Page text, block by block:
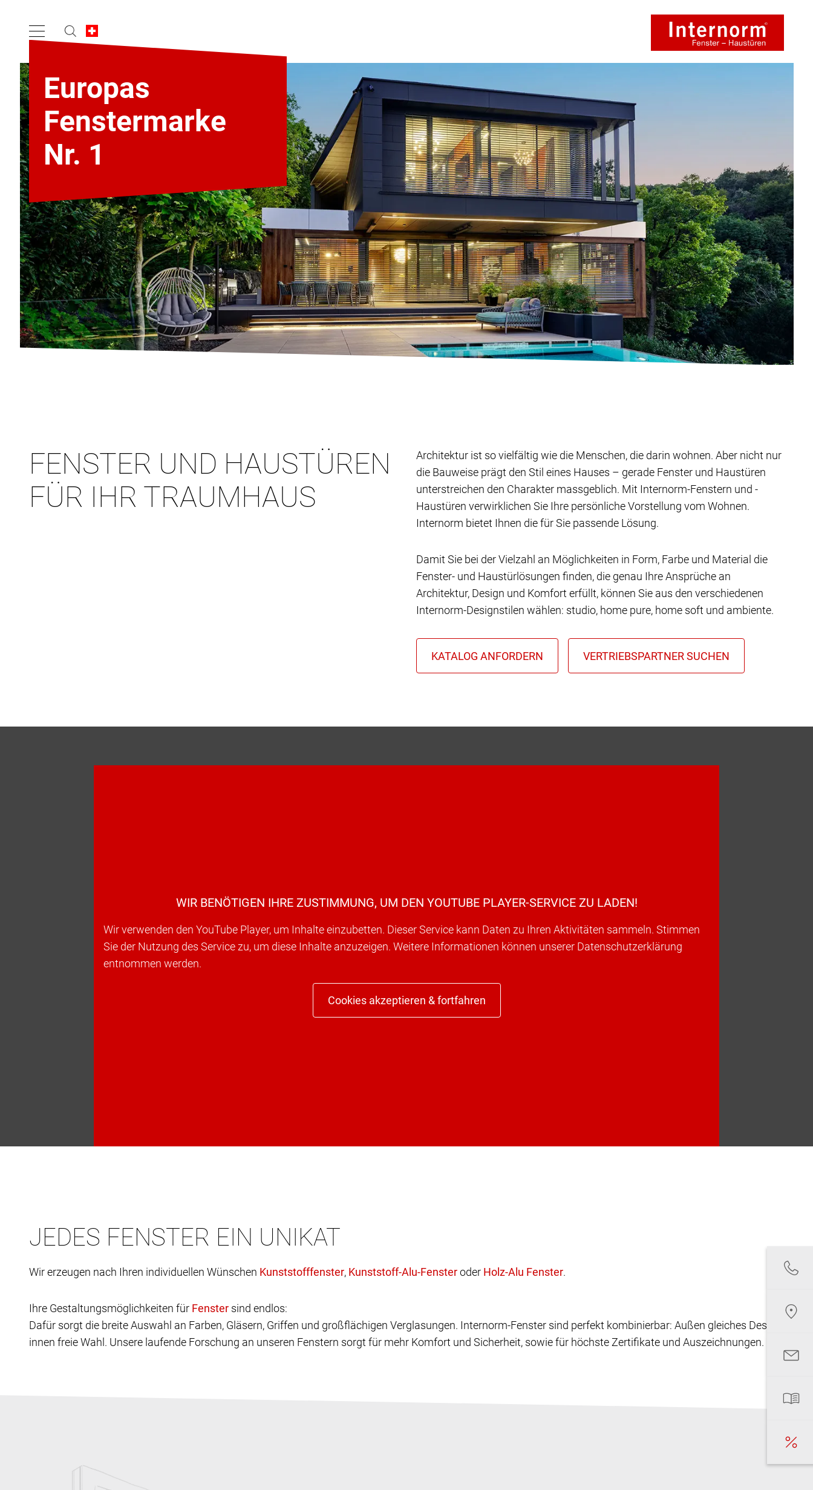
Europas
Fenstermarke
Nr. 1
FENSTER UND HAUSTÜREN
FÜR IHR TRAUMHAUS
Architektur ist so vielfältig wie die Menschen, die darin wohnen. Aber nicht nur
die Bauweise prägt den Stil eines Hauses – gerade Fenster und Haustüren
unterstreichen den Charakter massgeblich. Mit Internorm-Fenstern und -
Haustüren verwirklichen Sie Ihre persönliche Vorstellung vom Wohnen.
Internorm bietet Ihnen die für Sie passende Lösung.
Damit Sie bei der Vielzahl an Möglichkeiten in Form, Farbe und Material die
Fenster- und Haustürlösungen finden, die genau Ihre Ansprüche an
Architektur, Design und Komfort erfüllt, können Sie aus den verschiedenen
Internorm-Designstilen wählen: studio, home pure, home soft und ambiente.
WIR BENÖTIGEN IHRE ZUSTIMMUNG, UM DEN YOUTUBE PLAYER-SERVICE ZU LADEN!
Wir verwenden den YouTube Player, um Inhalte einzubetten. Dieser Service kann Daten zu Ihren Aktivitäten sammeln. Stimmen
Sie der Nutzung des Service zu, um diese Inhalte anzuzeigen. Weitere Informationen können unserer Datenschutzerklärung
entnommen werden.
Cookies akzeptieren & fortfahren
JEDES FENSTER EIN UNIKAT
Wir erzeugen nach Ihren individuellen Wünschen , oder .
Ihre Gestaltungsmöglichkeiten für
sind endlos:
Dafür sorgt die breite Auswahl an Farben, Gläsern, Griffen und großflächigen Verglasungen. Internorm-Fenster sind perfekt kombinierbar: Außen gleiches Design,
innen freie Wahl. Unsere laufende Forschung an unseren Fenstern sorgt für mehr Komfort und Sicherheit, sowie für höchste Zertifikate und Auszeichnungen.